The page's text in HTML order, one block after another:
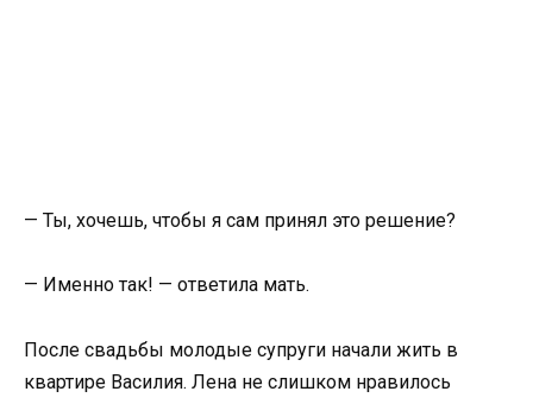
— Ты, хочешь, чтобы я сам принял это решение?
— Именно так! — ответила мать.
После свадьбы молодые супруги начали жить в
квартире Василия. Лена не слишком нравилось